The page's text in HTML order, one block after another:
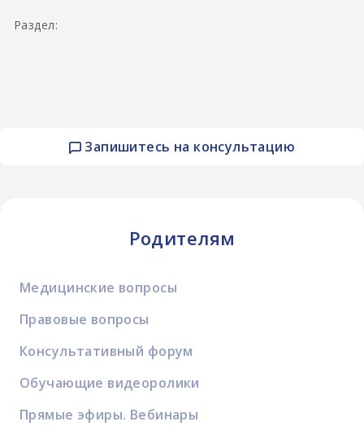
Запишитесь на консультацию
Родителям
Медицинские вопросы
Правовые вопросы
Консультативный форум
Обучающие видеоролики
Прямые эфиры. Вебинары
Раздел: